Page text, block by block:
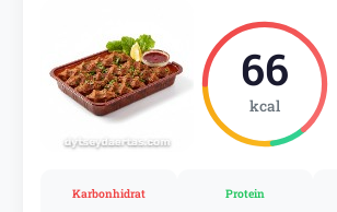
66
kcal
Karbonhidrat Protein